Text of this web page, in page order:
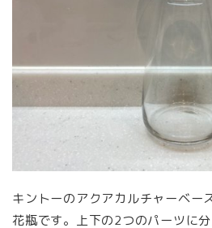
キントーのアクアカルチャーベー
花瓶です。上下の2つのパーツに分